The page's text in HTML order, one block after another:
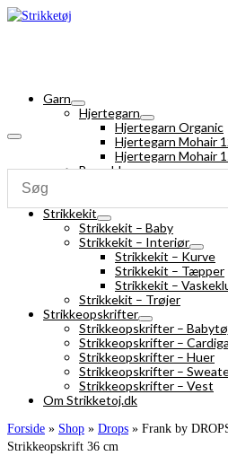
Garn
Hjertegarn
Hjertegarn Organic
Hjertegarn Mohair
Hjertegarn Mohair
Bomuldsgarn
Strikkekit
Strikkekit – Baby
Strikkekit – Interiør
Strikkekit – Kurve
Strikkekit – Tæpper
Strikkekit –
Strikkekit – Trøjer
Strikkeopskrifter
Strikkeopskrifter –
Strikkeopskrifter –
Strikkeopskrifter – Huer
Strikkeopskrifter –
Strikkeopskrifter – Vest
Om Strikketoj.dk
Forside » Shop » Drops » Frank by
Strikkeopskrift 36 cm